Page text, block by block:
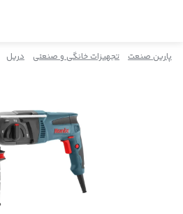
پارین صنعت تجهیزات خانگی و صنعتی دریل